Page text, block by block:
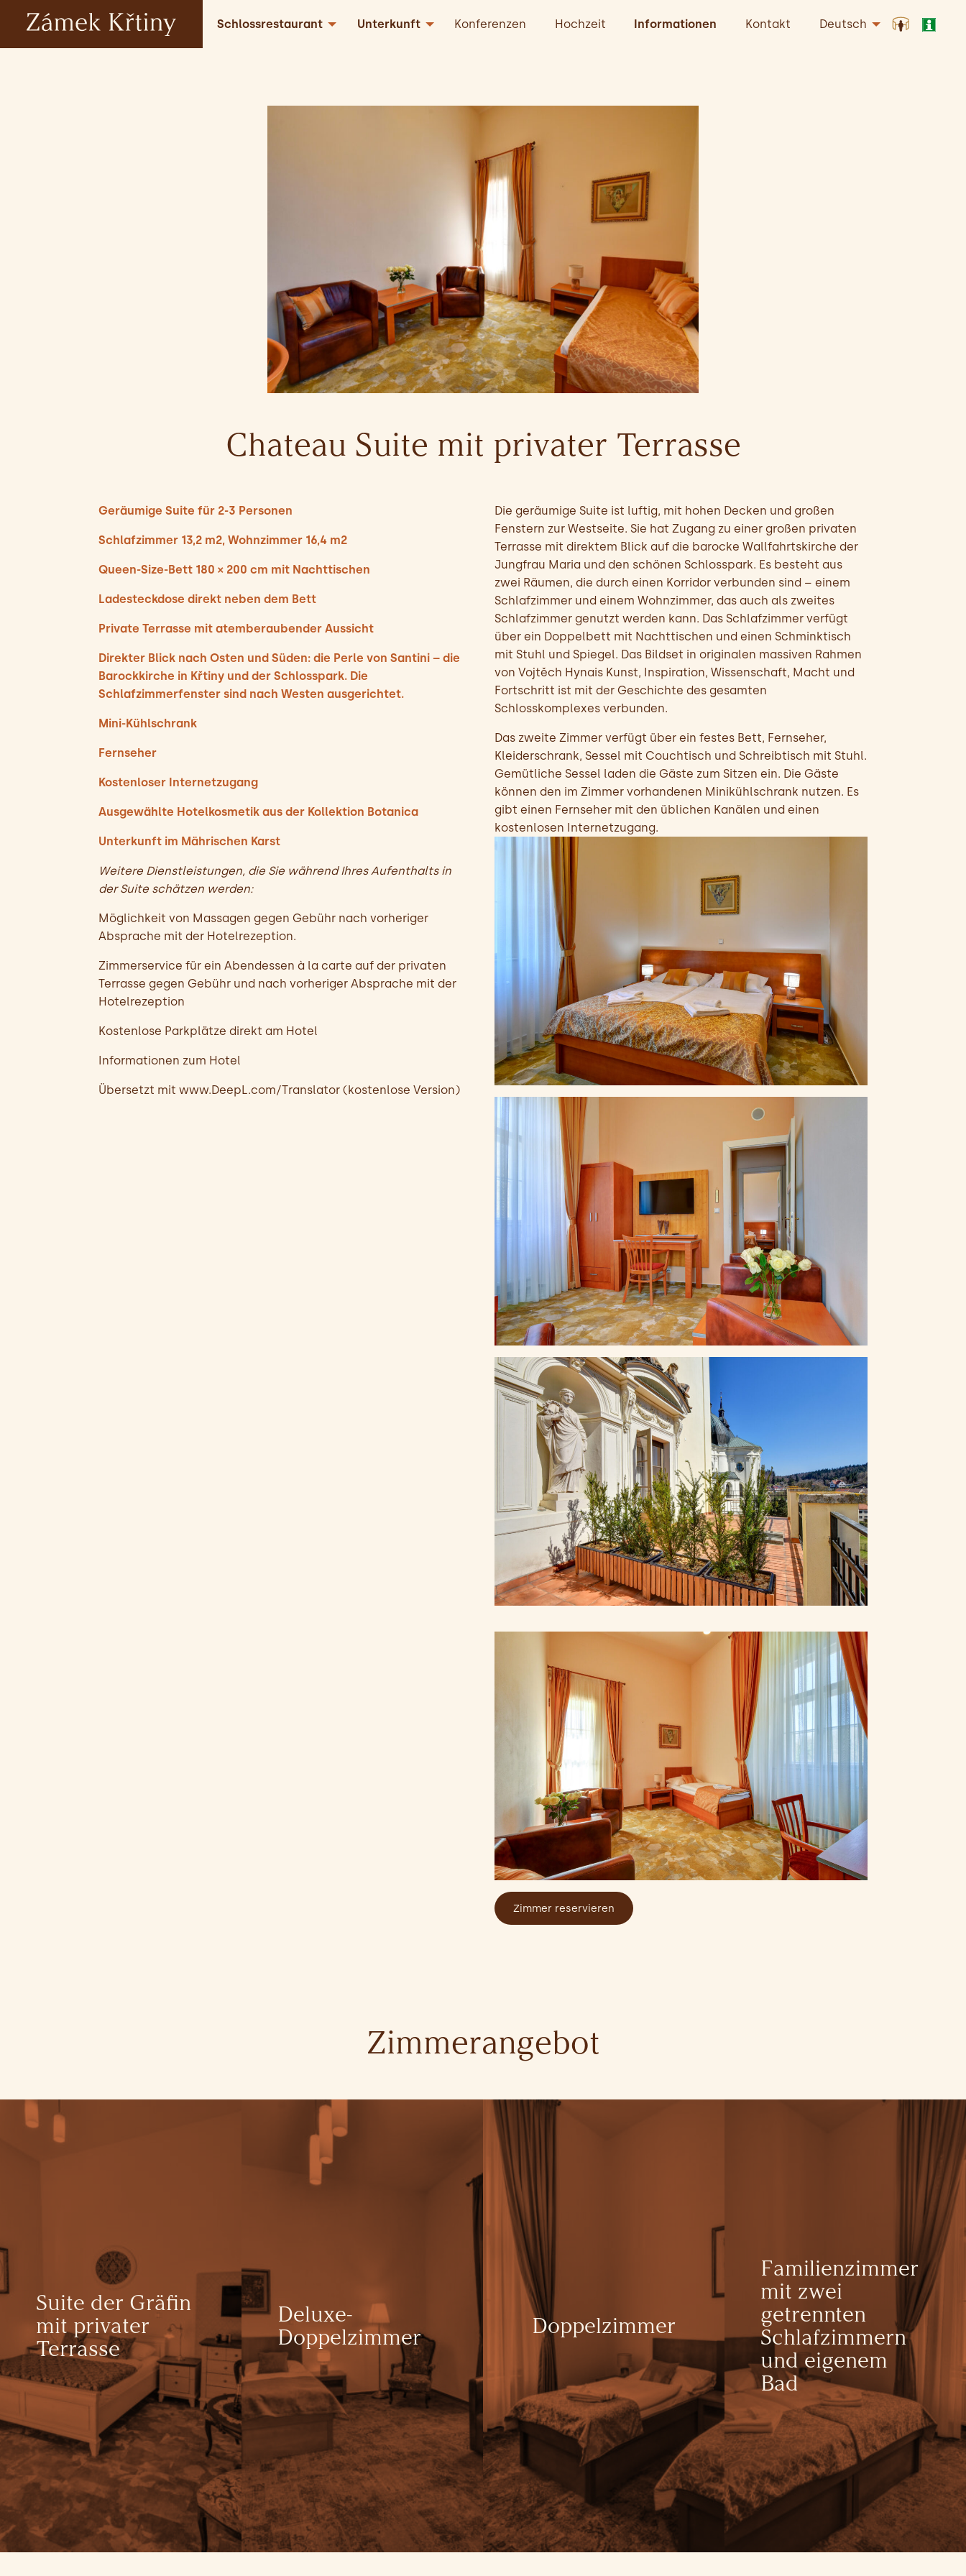
Schlossrestaurant Unterkunft Konferenzen Hochzeit Informationen Kontakt Deutsch
Chateau Suite mit privater Terrasse
Geräumige Suite für 2-3 Personen
Schlafzimmer 13,2 m2, Wohnzimmer 16,4 m2
Queen-Size-Bett 180 × 200 cm mit Nachttischen
Ladesteckdose direkt neben dem Bett
Private Terrasse mit atemberaubender Aussicht
Direkter Blick nach Osten und Süden: die Perle von Santini – die
Barockkirche in Křtiny und der Schlosspark. Die
Schlafzimmerfenster sind nach Westen ausgerichtet.
Mini-Kühlschrank
Fernseher
Kostenloser Internetzugang
Ausgewählte Hotelkosmetik aus der Kollektion Botanica
Unterkunft im Mährischen Karst
Weitere Dienstleistungen, die Sie während Ihres Aufenthalts in
der Suite schätzen werden:
Möglichkeit von Massagen gegen Gebühr nach vorheriger
Absprache mit der Hotelrezeption.
Zimmerservice für ein Abendessen à la carte auf der privaten
Terrasse gegen Gebühr und nach vorheriger Absprache mit der
Hotelrezeption
Kostenlose Parkplätze direkt am Hotel
Informationen zum Hotel
Übersetzt mit www.DeepL.com/Translator (kostenlose Version)
Die geräumige Suite ist luftig, mit hohen Decken und großen
Fenstern zur Westseite. Sie hat Zugang zu einer großen privaten
Terrasse mit direktem Blick auf die barocke Wallfahrtskirche der
Jungfrau Maria und den schönen Schlosspark. Es besteht aus
zwei Räumen, die durch einen Korridor verbunden sind – einem
Schlafzimmer und einem Wohnzimmer, das auch als zweites
Schlafzimmer genutzt werden kann. Das Schlafzimmer verfügt
über ein Doppelbett mit Nachttischen und einen Schminktisch
mit Stuhl und Spiegel. Das Bildset in originalen massiven Rahmen
von Vojtěch Hynais Kunst, Inspiration, Wissenschaft, Macht und
Fortschritt ist mit der Geschichte des gesamten
Schlosskomplexes verbunden.
Das zweite Zimmer verfügt über ein festes Bett, Fernseher,
Kleiderschrank, Sessel mit Couchtisch und Schreibtisch mit Stuhl.
Gemütliche Sessel laden die Gäste zum Sitzen ein. Die Gäste
können den im Zimmer vorhandenen Minikühlschrank nutzen. Es
gibt einen Fernseher mit den üblichen Kanälen und einen
kostenlosen Internetzugang.
Zimmer reservieren
Zimmerangebot
Suite der Gräfin
mit privater
Terrasse
Deluxe-
Doppelzimmer
Doppelzimmer
Familienzimmer
mit zwei
getrennten
Schlafzimmern
und eigenem
Bad